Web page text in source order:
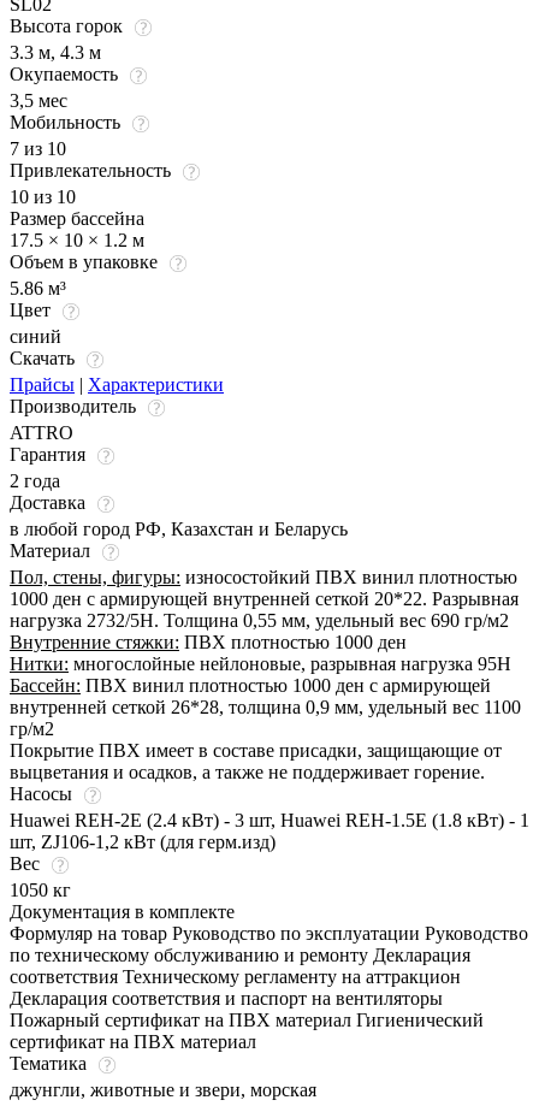
Высота горок
3.3 м, 4.3 м
Окупаемость
3,5 мес
Мобильность
7 из 10
Привлекательность
10 из 10
Размер бассейна
17.5 × 10 × 1.2 м
Объем в упаковке
5.86 м³
Цвет
синий
Скачать
Прайсы | Характеристики
Производитель
ATTRO
Гарантия
2 года
Доставка
в любой город РФ, Казахстан и Беларусь
Материал
Пол, стены, фигуры: износостойкий ПВХ винил плотностью
1000 ден с армирующей внутренней сеткой 20*22. Разрывная
нагрузка 2732/5Н. Толщина 0,55 мм, удельный вес 690 гр/м2
Внутренние стяжки: ПВХ плотностью 1000 ден
Нитки: многослойные нейлоновые, разрывная нагрузка 95Н
Бассейн: ПВХ винил плотностью 1000 ден с армирующей
внутренней сеткой 26*28, толщина 0,9 мм, удельный вес 1100
гр/м2
Покрытие ПВХ имеет в составе присадки, защищающие от
выцветания и осадков, а также не поддерживает горение.
Насосы
Huawei REH-2E (2.4 кВт) - 3 шт, Huawei REH-1.5E (1.8 кВт) - 1
шт, ZJ106-1,2 кВт (для герм.изд)
Вес
1050 кг
Документация в комплекте
Формуляр на товар Руководство по эксплуатации Руководство
по техническому обслуживанию и ремонту Декларация
соответствия Техническому регламенту на аттракцион
Декларация соответствия и паспорт на вентиляторы
Пожарный сертификат на ПВХ материал Гигиенический
сертификат на ПВХ материал
Тематика
джунгли, животные и звери, морская